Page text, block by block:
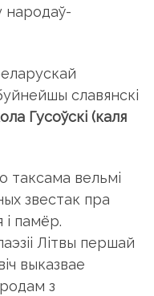
народаў-
славянскi
Гусоўскi (каля
таксама вельмi
звестак пра
i памёр.
Лiтвы першай
выказвае
з